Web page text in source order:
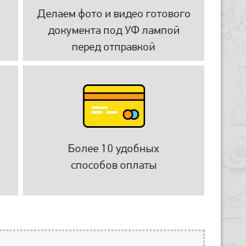
Делаем фото и видео готового
документа под УФ лампой
перед отправкой
Более 10 удобных
способов оплаты